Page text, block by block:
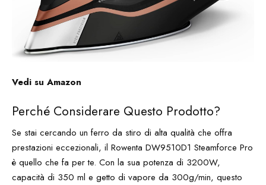
Vedi su Amazon
Perché Considerare Questo Prodotto?
Se stai cercando un ferro da stiro di alta qualità che offra
prestazioni eccezionali, il Rowenta DW9510D1 Steamforce Pro
è quello che fa per te. Con la sua potenza di 3200W,
capacità di 350 ml e getto di vapore da 300g/min, questo